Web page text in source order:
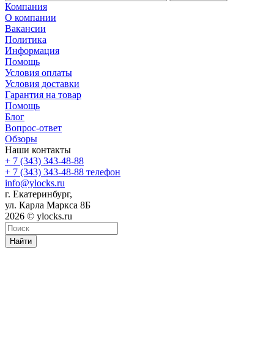
Компания
О компании
Вакансии
Политика
Информация
Помощь
Условия оплаты
Условия доставки
Гарантия на товар
Помощь
Блог
Вопрос-ответ
Обзоры
Наши контакты
+ 7 (343) 343-48-88
+ 7 (343) 343-48-88 телефон
info@ylocks.ru
г. Екатеринбург,
ул. Карла Маркса 8Б
2026 © ylocks.ru
Найти